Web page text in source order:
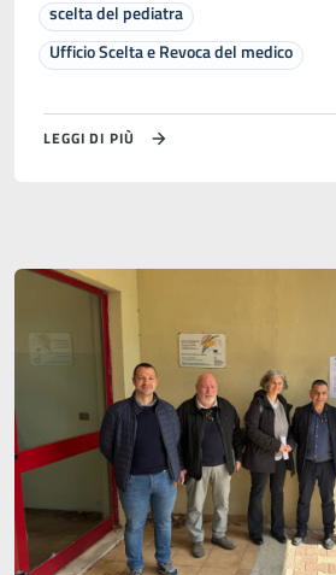
scelta del pediatra
Ufficio Scelta e Revoca del medico
LEGGI DI PIÙ